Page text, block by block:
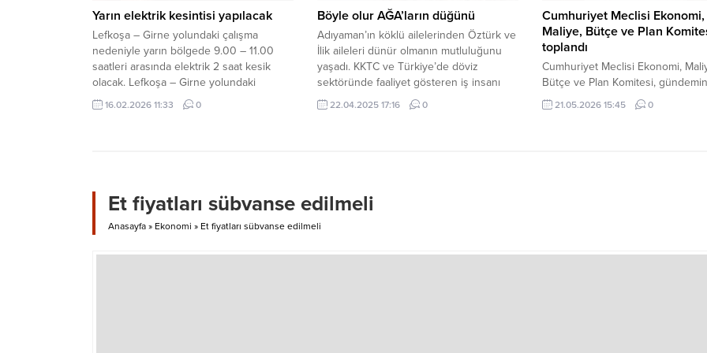
Yarın elektrik kesintisi yapılacak
Lefkoşa – Girne yolundaki çalışma
nedeniyle yarın bölgede 9.00 – 11.00
saatleri arasında elektrik 2 saat kesik
olacak. Lefkoşa – Girne yolundaki
çalışma nedeniyle yarın bölgede 9.00 –
11.00 saatleri arasında elektrik 2 saat
16.02.2026 11:33 0
Böyle olur AĞA’ların düğünü
Adıyaman’ın köklü ailelerinden Öztürk ve
İlik aileleri dünür olmanın mutluluğunu
yaşadı. KKTC ve Türkiye’de döviz
sektöründe faaliyet gösteren iş insanı
Haci Mehmet Dok’un yeğeni, Mahmut ve
Çağrı İlik’in kardeşi Merhum Mehmet Gazi
22.04.2025 17:16 0
Cumhuriyet Meclisi Ekonomi,
Maliye, Bütçe ve Plan
toplandı
Cumhuriyet Meclisi Ekonomi,
Bütçe ve Plan Komitesi,
bulunan yasa tasarılarını görüştü.
Edinilen bilgiye göre, toplantı
21.05.2026 15:45 0
Et fiyatları sübvanse edilmeli
Anasayfa » Ekonomi » Et fiyatları sübvanse edilmeli